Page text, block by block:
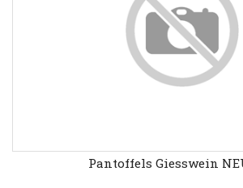
Pantoffels Giesswein